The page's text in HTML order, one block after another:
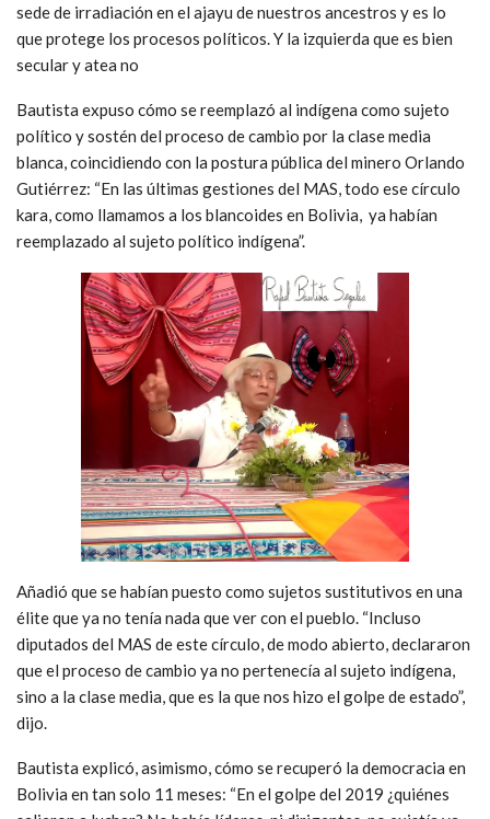
sede de irradiación en el ajayu de nuestros ancestros y es lo
que protege los procesos políticos. Y la izquierda que es bien
secular y atea no
Bautista expuso cómo se reemplazó al indígena como sujeto
político y sostén del proceso de cambio por la clase media
blanca, coincidiendo con la postura pública del minero Orlando
Gutiérrez: “En las últimas gestiones del MAS, todo ese círculo
kara, como llamamos a los blancoides en Bolivia, ya habían
reemplazado al sujeto político indígena”.
Añadió que se habían puesto como sujetos sustitutivos en una
élite que ya no tenía nada que ver con el pueblo. “Incluso
diputados del MAS de este círculo, de modo abierto, declararon
que el proceso de cambio ya no pertenecía al sujeto indígena,
sino a la clase media, que es la que nos hizo el golpe de estado”,
dijo.
Bautista explicó, asimismo, cómo se recuperó la democracia en
Bolivia en tan solo 11 meses: “En el golpe del 2019 ¿quiénes